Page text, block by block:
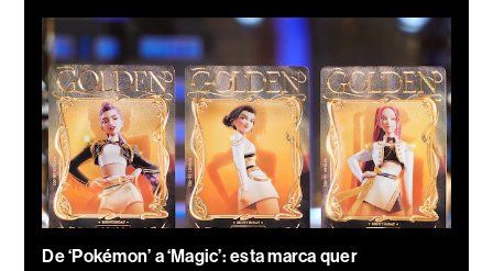
De ‘Pokémon’ a ‘Magic’: esta marca quer